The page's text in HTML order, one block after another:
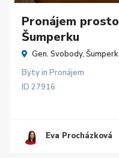
Pronájem
Šumperku
Gen. Svobody, Šumperk,
Bytyin Pronájem
ID 27916
Eva Procházková